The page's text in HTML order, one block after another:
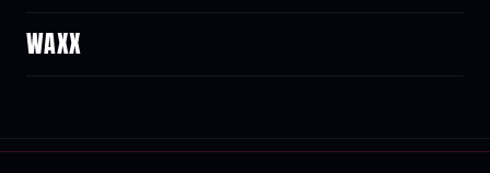
WAXX